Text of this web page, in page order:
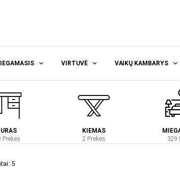
VIRTUVĖ VAIKŲ KAMBARYS
Prekes
KIEMAS
2 Prekes
329
5